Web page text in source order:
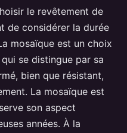
le revêtement de
de considérer la durée
mosaïque est un choix
se distingue par sa
bien que résistant,
La mosaïque est
son aspect
années. À la